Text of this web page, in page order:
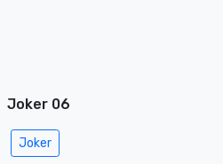
Joker 06
Joker